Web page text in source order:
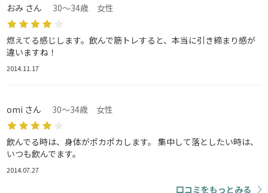
おみ さん 30～34歳 女性
燃えてる感じします。飲んで筋トレすると、本当に引き締まり感が
違いますね！
2014.11.17
omi さん 30～34歳 女性
飲んでる時は、身体がポカポカします。 集中して落としたい時は、
いつも飲んでます。
2014.07.27
口コミをもっとみる